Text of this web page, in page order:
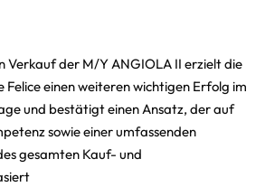
Verkauf der M/Y ANGIOLA II erzielt die
einen weiteren wichtigen Erfolg im
und bestätigt einen Ansatz, der auf
sowie einer umfassenden
gesamten Kauf- und